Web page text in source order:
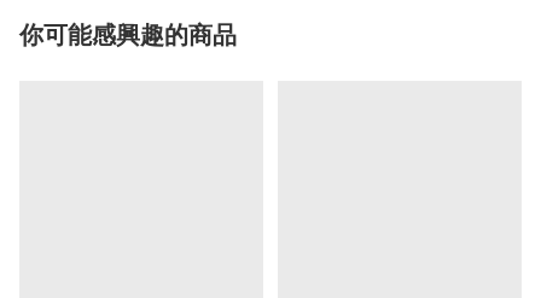
你可能感興趣的商品